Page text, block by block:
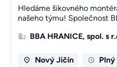
Hledáme šikovného
našeho týmu! Společnost
BBA HRANICE, spol. s
Nový Jičín